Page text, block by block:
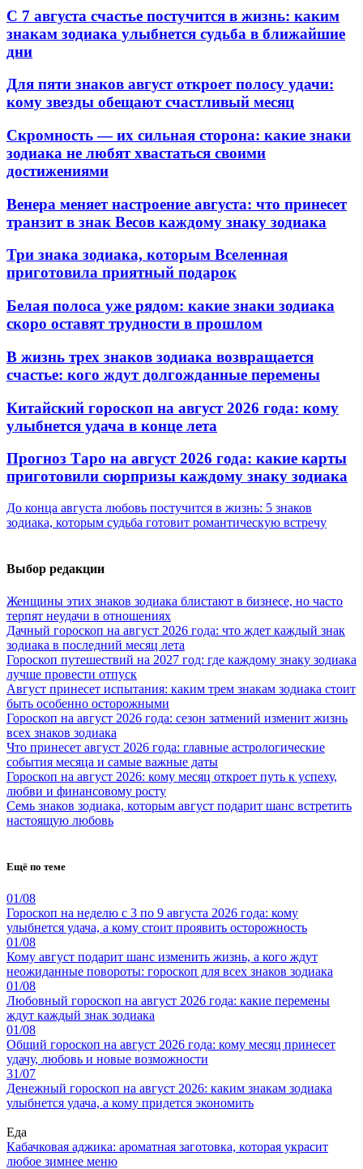
С 7 августа счастье постучится в жизнь: каким
знакам зодиака улыбнется судьба в ближайшие
дни
Для пяти знаков август откроет полосу удачи:
кому звезды обещают счастливый месяц
Скромность — их сильная сторона: какие знаки
зодиака не любят хвастаться своими
достижениями
Венера меняет настроение августа: что принесет
транзит в знак Весов каждому знаку зодиака
Три знака зодиака, которым Вселенная
приготовила приятный подарок
Белая полоса уже рядом: какие знаки зодиака
скоро оставят трудности в прошлом
В жизнь трех знаков зодиака возвращается
счастье: кого ждут долгожданные перемены
Китайский гороскоп на август 2026 года: кому
улыбнется удача в конце лета
Прогноз Таро на август 2026 года: какие карты
приготовили сюрпризы каждому знаку зодиака
До конца августа любовь постучится в жизнь: 5 знаков
зодиака, которым судьба готовит романтическую встречу
Выбор редакции
Женщины этих знаков зодиака блистают в бизнесе, но часто
терпят неудачи в отношениях
Дачный гороскоп на август 2026 года: что ждет каждый знак
зодиака в последний месяц лета
Гороскоп путешествий на 2027 год: где каждому знаку зодиака
лучше провести отпуск
Август принесет испытания: каким трем знакам зодиака стоит
быть особенно осторожными
Гороскоп на август 2026 года: сезон затмений изменит жизнь
всех знаков зодиака
Что принесет август 2026 года: главные астрологические
события месяца и самые важные даты
Гороскоп на август 2026: кому месяц откроет путь к успеху,
любви и финансовому росту
Семь знаков зодиака, которым август подарит шанс встретить
настоящую любовь
Ещё по теме
01/08
Гороскоп на неделю с 3 по 9 августа 2026 года: кому
улыбнется удача, а кому стоит проявить осторожность
01/08
Кому август подарит шанс изменить жизнь, а кого ждут
неожиданные повороты: гороскоп для всех знаков зодиака
01/08
Любовный гороскоп на август 2026 года: какие перемены
ждут каждый знак зодиака
01/08
Общий гороскоп на август 2026 года: кому месяц принесет
удачу, любовь и новые возможности
31/07
Денежный гороскоп на август 2026: каким знакам зодиака
улыбнется удача, а кому придется экономить
Еда
Кабачковая аджика: ароматная заготовка, которая украсит
любое зимнее меню